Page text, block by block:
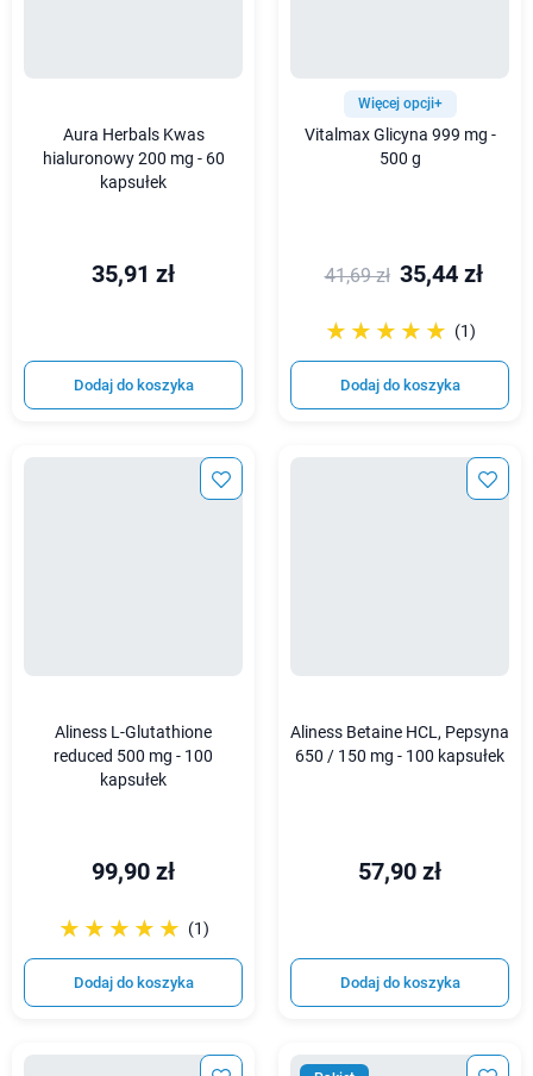
Aura Herbals Kwas
hialuronowy 200 mg - 60
kapsułek
35,91 zł
Dodaj do koszyka
Więcej opcji+
Vitalmax Glicyna 999 mg -
500 g
41,69 zł 35,44 zł
☆☆☆☆☆
★★★★★ (1)
Dodaj do koszyka
Aliness L-Glutathione
reduced 500 mg - 100
kapsułek
99,90 zł
☆☆☆☆☆
★★★★★ (1)
Dodaj do koszyka
Aliness Betaine HCL, Pepsyna
650 / 150 mg - 100 kapsułek
57,90 zł
Dodaj do koszyka